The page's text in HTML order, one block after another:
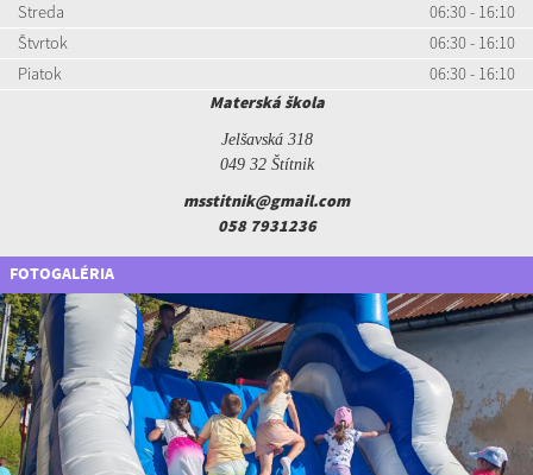
Streda
06:30 - 16:10
Štvrtok
06:30 - 16:10
Piatok
06:30 - 16:10
Materská škola
Jelšavská 318
049 32 Štítnik
msstitnik@gmail.com
058 7931236
FOTOGALÉRIA